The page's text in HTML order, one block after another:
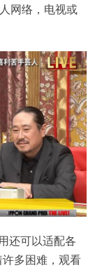
网络，电视或
还可以适配各
多困难，观看